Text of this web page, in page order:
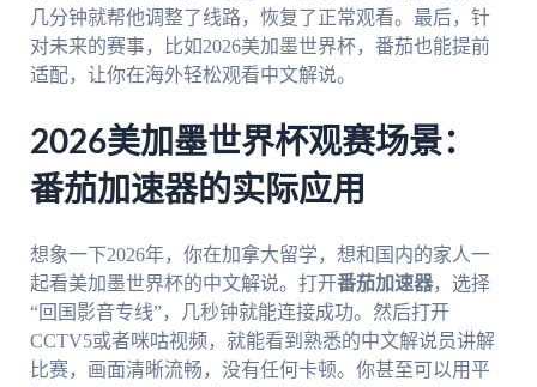
几分钟就帮他调整了线路，恢复了正常观看。最后，针
对未来的赛事，比如2026美加墨世界杯，番茄也能提前
适配，让你在海外轻松观看中文解说。
2026美加墨世界杯观赛场景：
番茄加速器的实际应用
想象一下2026年，你在加拿大留学，想和国内的家人一
起看美加墨世界杯的中文解说。打开番茄加速器，选择
“回国影音专线”，几秒钟就能连接成功。然后打开
CCTV5或者咪咕视频，就能看到熟悉的中文解说员讲解
比赛，画面清晰流畅，没有任何卡顿。你甚至可以用平